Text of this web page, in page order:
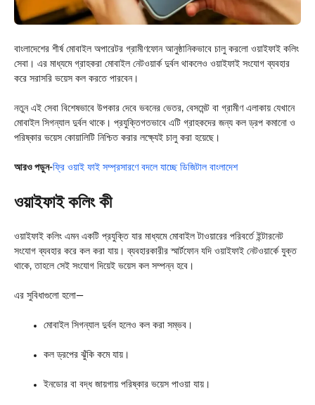
বাংলাদেশের শীর্ষ মোবাইল অপারেটর গ্রামীণফোনআনুষ্ঠানিকভাবে চালু করলো ওয়াইফাই কলিং
সেবা। এর মাধ্যমে গ্রাহকরা মোবাইল নেটওয়ার্ক দুর্বল থাকলেও ওয়াইফাই সংযোগ ব্যবহার
করে সরাসরি ভয়েস কল করতে পারবেন।
নতুন এই সেবা বিশেষভাবে উপকার দেবে ভবনের ভেতর, বেসমেন্ট বা গ্রামীণ এলাকায় যেখানে
মোবাইল সিগন্যাল দুর্বল থাকে। প্রযুক্তিগতভাবে এটি গ্রাহকদের জন্য কল ড্রপ কমানো ও
পরিষ্কার ভয়েস কোয়ালিটি নিশ্চিত করার লক্ষ্যেই চালু করা হয়েছে।
আরও পড়ুন-ফ্রি ওয়াই ফাই সম্প্রসারণে বদলে যাচ্ছে ডিজিটাল বাংলাদেশ
ওয়াইফাই কলিং কী
ওয়াইফাই কলিং এমন একটি প্রযুক্তি যার মাধ্যমে মোবাইল টাওয়ারের পরিবর্তে ইন্টারনেট
সংযোগ ব্যবহার করে কল করা যায়। ব্যবহারকারীর স্মার্টফোন যদি ওয়াইফাই নেটওয়ার্কে যুক্ত
থাকে, তাহলে সেই সংযোগ দিয়েই ভয়েস কল সম্পন্ন হবে।
এর সুবিধাগুলো হলো—
মোবাইল সিগন্যাল দুর্বল হলেও কল করা সম্ভব।
কল ড্রপের ঝুঁকি কমে যায়।
ইনডোর বা বদ্ধ জায়গায় পরিষ্কার ভয়েস পাওয়া যায়।